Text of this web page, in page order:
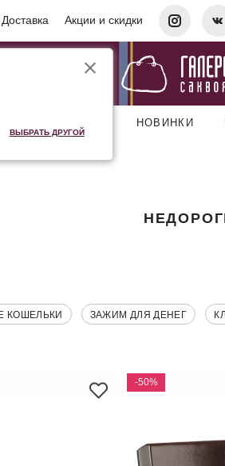
Доставка Акции и скидки
НОВИНКИ
КОШЕЛЬКИ ЗАЖИМ ДЛЯ ДЕНЕГ
-50%
ВЫБРАТЬ ДРУГОЙ